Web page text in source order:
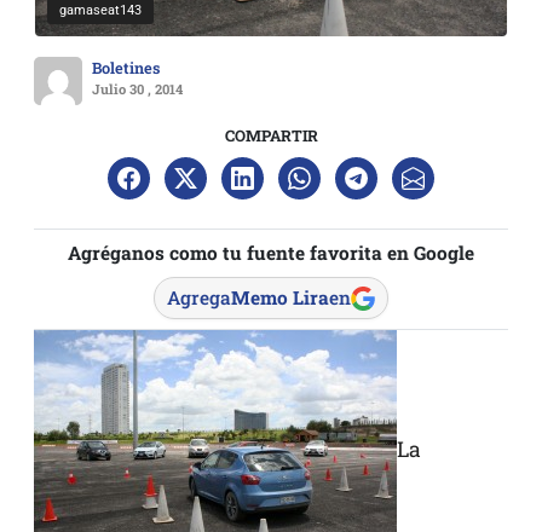
gamaseat143
Boletines
Julio 30 , 2014
COMPARTIR
Agréganos como tu fuente favorita en Google
AgregaMemo Liraen
La